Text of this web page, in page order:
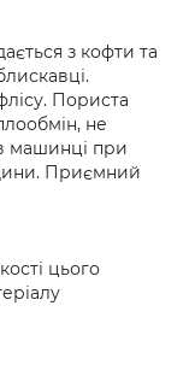
з кофти та
Пориста
не
машинці при
Приємний
цього